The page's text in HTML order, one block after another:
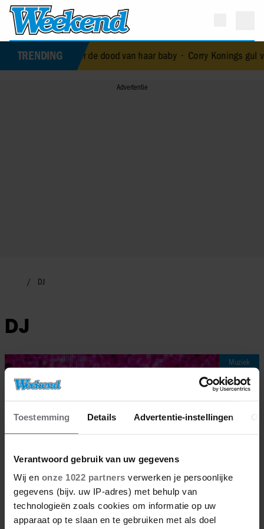
Toestemming Details Advertentie-instellingen
Verantwoord gebruik van uw gegevens
Wij en onze 1022 partners verwerken je persoonlijke
gegevens (bijv. uw IP-adres) met behulp van
technologieën zoals cookies om informatie op uw
apparaat op te slaan en te gebruiken met als doel
TRENDING
terechtstond voor de dood van haar baby•Corry Konings gul
DJ
DJ
Muziek